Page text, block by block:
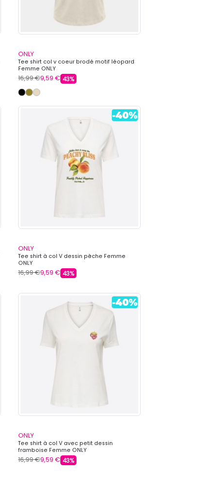
ONLY
Tee shirt col v coeur brodé motif léopard
Femme ONLY
16,99 €9,59 € 43%
ONLY
Tee shirt à col V dessin pêche Femme
ONLY
16,99 €9,59 € 43%
ONLY
Tee shirt à col V avec petit dessin
framboise Femme ONLY
16,99 €9,59 € 43%